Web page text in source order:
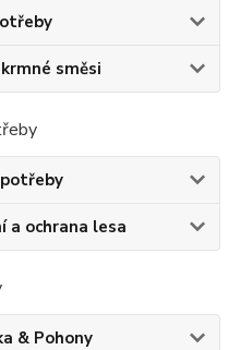
směsi
a ochrana lesa
& Pohony